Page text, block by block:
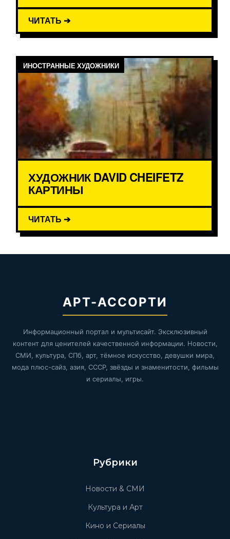
ЧИТАТЬ ➔
ИНОСТРАННЫЕ ХУДОЖНИКИ
ХУДОЖНИК DAVID CHEIFETZ
КАРТИНЫ
ЧИТАТЬ ➔
АРТ-АССОРТИ
Информационный портал и мультисайт. Эксклюзивный
контент для ценителей качественной информации. Новости,
СМИ, культура, СПб, арт, тёмное искусство, девушки мира,
мода плюс-сайз, азия, СССР, звёзды и знаменитости, фильмы
и сериалы, игры.
Рубрики
Новости & СМИ
Культура и Арт
Кино и Сериалы